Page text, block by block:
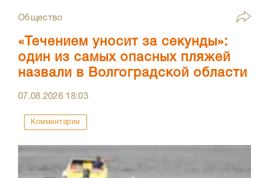
Общество
«Течением уносит за секунды»:
один из самых опасных пляжей
назвали в Волгоградской области
07.08.2026 18:03
Комментарии